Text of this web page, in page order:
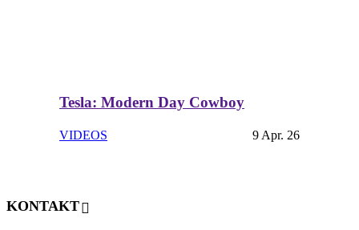
Tesla: Modern Day Cowboy
VIDEOS 9 Apr. 26
KONTAKT